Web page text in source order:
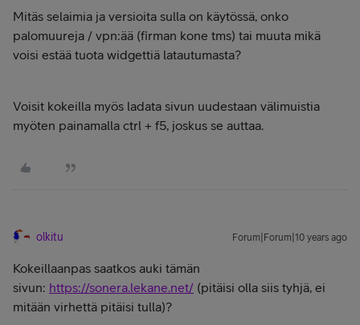
Mitäs selaimia ja versioita sulla on käytössä, onko
palomuureja / vpn:ää (firman kone tms) tai muuta mikä
voisi estää tuota widgettiä latautumasta?
Voisit kokeilla myös ladata sivun uudestaan välimuistia
myöten painamalla ctrl + f5, joskus se auttaa.
olkitu Forum|Forum|10 years ago
Kokeillaanpas saatkos auki tämän
sivun: https://sonera.lekane.net/ (pitäisi olla siis tyhjä, ei
mitään virhettä pitäisi tulla)?